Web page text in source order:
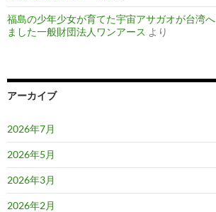
福島の少年少女が育てた宇宙アサガオが台湾へ
ました一般財団法人ワンアース より
アーカイブ
2026年7月
2026年5月
2026年3月
2026年2月